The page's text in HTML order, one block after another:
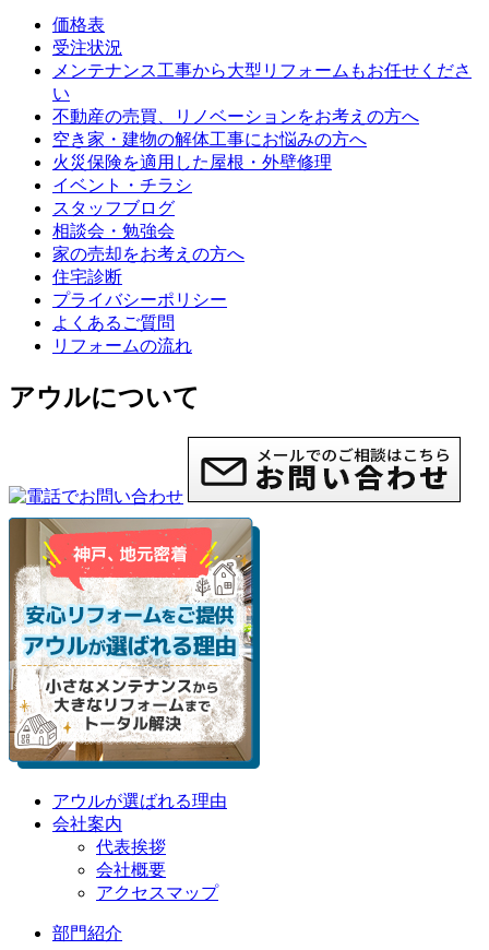
価格表
受注状況
メンテナンス工事から大型リフォームもお任せくださ
い
不動産の売買、リノベーションをお考えの方へ
空き家・建物の解体工事にお悩みの方へ
火災保険を適用した屋根・外壁修理
イベント・チラシ
スタッフブログ
相談会・勉強会
家の売却をお考えの方へ
住宅診断
プライバシーポリシー
よくあるご質問
リフォームの流れ
アウルについて
アウルが選ばれる理由
会社案内
代表挨拶
会社概要
アクセスマップ
部門紹介